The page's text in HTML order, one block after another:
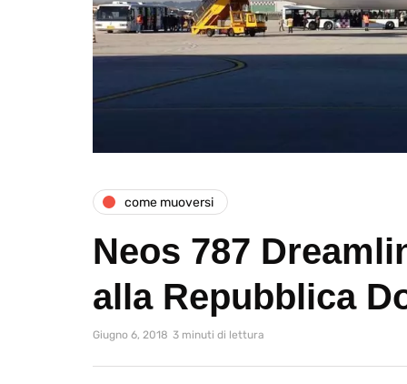
come muoversi
Neos 787
alla Repubblica
Giugno 6, 2018 3 minuti di lettura